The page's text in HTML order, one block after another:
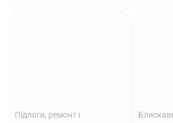
Підлоги, ремонт і